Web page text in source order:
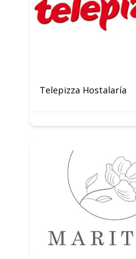
Telepizza Hostalaría